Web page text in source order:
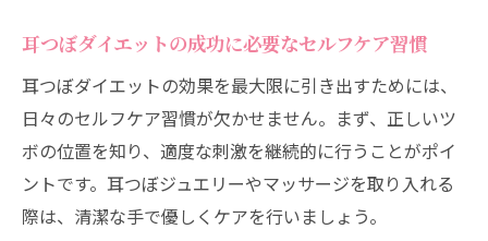
耳つぼダイエットの成功に必要なセルフケア習慣
耳つぼダイエットの効果を最大限に引き出すためには、
日々のセルフケア習慣が欠かせません。まず、正しいツ
ボの位置を知り、適度な刺激を継続的に行うことがポイ
ントです。耳つぼジュエリーやマッサージを取り入れる
際は、清潔な手で優しくケアを行いましょう。